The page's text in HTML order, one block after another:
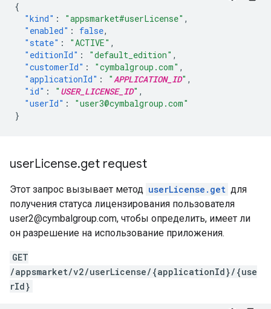
{
"kind" : "appsmarket#userLicense" ,
"enabled" : false,
"state" : "ACTIVE" ,
"editionId" : "default_edition" ,
"customerId" : "cymbalgroup.com" ,
"applicationId" : "APPLICATION_ID" ,
"id" : " USER_LICENSE_ID" ,
"userId" :
"user3@cymbalgroup.com"
}
userLicense.get request
Этот запрос вызывает метод userLicense.get для
получения статуса лицензирования пользователя
user2@cymbalgroup.com, чтобы определить, имеет ли
он разрешение на использование приложения.
GET
/appsmarket/v2/userLicense/{applicationId}/{use
rId}